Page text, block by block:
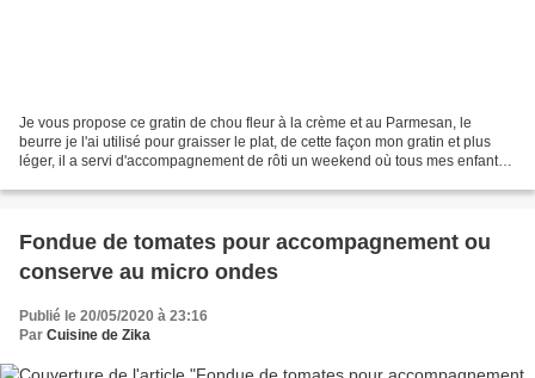
Je vous propose ce gratin de chou fleur à la crème et au Parmesan, le
beurre je l'ai utilisé pour graisser le plat, de cette façon mon gratin et plus
léger, il a servi d'accompagnement de rôti un weekend où tous mes enfants
Fondue de tomates pour accompagnement ou
conserve au micro ondes
Publié le 20/05/2020 à 23:16
Par Cuisine de Zika